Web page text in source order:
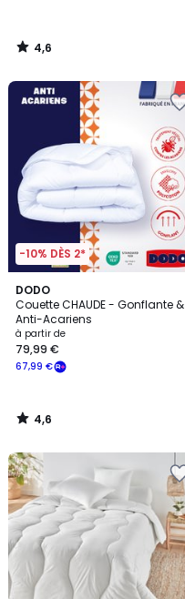
4,6
/
-10% DÈS 2*
DODO
Couette CHAUDE - Gonflante &
Anti-Acariens
à partir de
67,99 €
79,99 €
4,6
/ 5
4,6
/